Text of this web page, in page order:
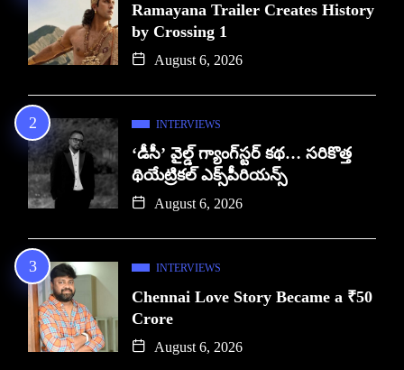
Ramayana Trailer Creates History
by Crossing 1
August 6, 2026
INTERVIEWS
‘డీసీ’ వైల్డ్ గ్యాంగ్‌స్టర్ కథ… సరికొత్త
థియేట్రికల్ ఎక్స్‌పీరియన్స్
August 6, 2026
INTERVIEWS
Chennai Love Story Became a ₹50
Crore
August 6, 2026